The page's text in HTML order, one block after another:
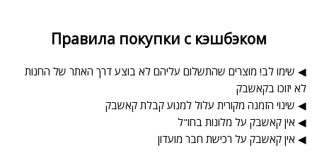
Правила покупки с кэшбэком
◀ שימו לב! מוצרים שהתשלום עליהם לא בוצע דרך האתר של החנות
לא יזוכו בקאשבק
◀ שינוי הזמנה מקורית עלול למנוע קבלת קאשבק
◀ אין קאשבק על מלונות בחו"ל
◀ אין קאשבק על רכישת חבר מועדון